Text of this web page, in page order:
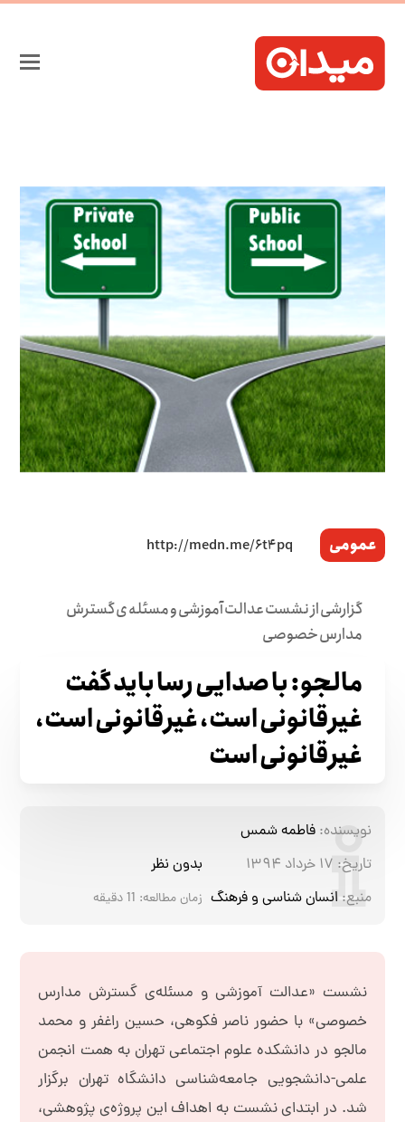
عمومی
گزارشی از نشست عدالت آموزشی و مسئله ی گسترش
مدارس خصوصی
مالجو: با صدایی رسا باید گفت
غیرقانونی است، غیرقانونی است،
غیرقانونی است
نویسنده: فاطمه شمس
تاریخ: ۱۷ خرداد ۱۳۹۴
بدون نظر
منبع: انسان شناسی و فرهنگ زمان مطالعه: 11دقیقه
نشست «عدالت آموزشی و مسئله‌ی گسترش مدارس
خصوصی» با حضور ناصر فکوهی، حسین راغفر و محمد
مالجو در دانشکده علوم اجتماعی تهران به همت انجمن
علمی-دانشجویی جامعه‌شناسی دانشگاه تهران برگزار
شد. در ابتدای نشست به اهداف این پروژه‌ی پژوهشی،